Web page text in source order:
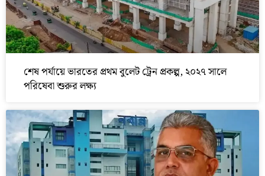
শেষ পর্যায়ে ভারতের প্রথম বুলেট ট্রেন প্রকল্প, ২০২৭ সালে
পরিষেবা শুরুর লক্ষ্য